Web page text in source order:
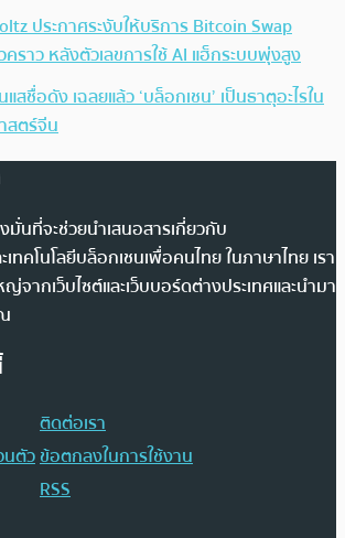
ประกาศระงับให้บริการ Bitcoin Swap
คราว หลังตัวเลขการใช้ AI แฮ็กระบบพุ่งสูง
แสชื่อดัง เฉลยแล้ว ‘บล็อกเชน’ เป็นธาตุอะไรใน
สตร์จีน
มั่นที่จะช่วยนำเสนอสารเกี่ยวกับ
ทคโนโลยีบล็อกเชนเพื่อคนไทย ในภาษาไทย เรา
จากเว็บไซต์และเว็บบอร์ดต่างประเทศและนำมา
ติดต่อเรา
นตัวข้อตกลงในการใช้งาน
RSS